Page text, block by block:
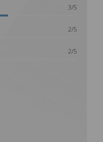
3/5
2/5
2/5